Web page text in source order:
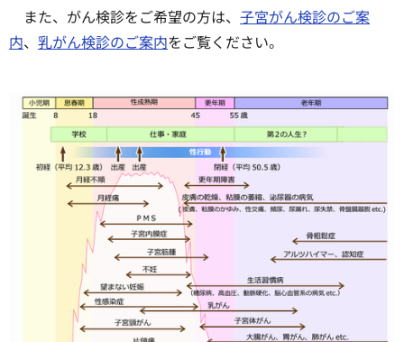
また、がん検診をご希望の方は、 子宮がん検診のご案
内、 乳がん検診のご案内をご覧ください。